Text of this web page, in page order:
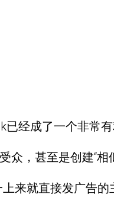
经成了一个非常有
，甚至是创建“相
来就直接发广告